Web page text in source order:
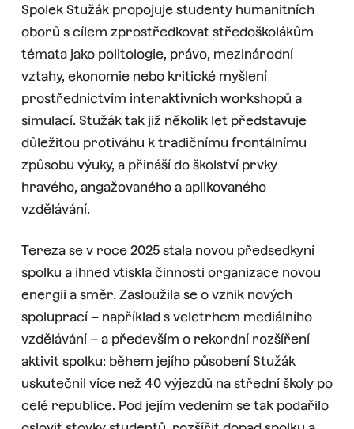
Spolek Stužák propojuje studenty humanitních
oborů s cílem zprostředkovat středoškolákům
témata jako politologie, právo, mezinárodní
vztahy, ekonomie nebo kritické myšlení
prostřednictvím interaktivních workshopů a
simulací. Stužák tak již několik let představuje
důležitou protiváhu k tradičnímu frontálnímu
způsobu výuky, a přináší do školství prvky
hravého, angažovaného a aplikovaného
vzdělávání.
Tereza se v roce 2025 stala novou předsedkyní
spolku a ihned vtiskla činnosti organizace novou
energii a směr. Zasloužila se o vznik nových
spoluprací – například s veletrhem mediálního
vzdělávání – a především o rekordní rozšíření
aktivit spolku: během jejího působení Stužák
uskutečnil více než 40 výjezdů na střední školy po
celé republice. Pod jejím vedením se tak podařilo